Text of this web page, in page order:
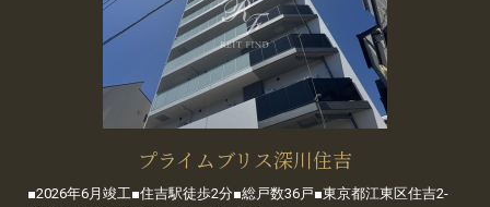
プライムブリス深川住吉
■2026年6月竣工■住吉駅徒歩2分■総戸数36戸■東京都江東区住吉2-